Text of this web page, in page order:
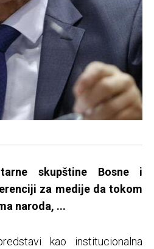
skupštine Bosne i
za medije da tokom
naroda, ...
kao institucionalna